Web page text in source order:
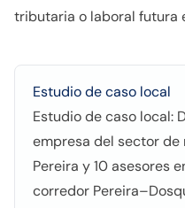
tributaria o laboral futura
Estudio de caso local
Estudio de caso local:
empresa del sector de
Pereira y 10 asesores
corredor